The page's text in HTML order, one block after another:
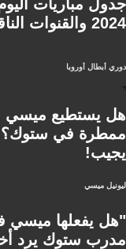
2024 والقنوات الناقلة والمعلقين
دوري أبطال أوروبا
هل يستطيع ميسي
ممطرة في
يجيب!
ليونيل ميسي
"هل يفعلها ميسي
مدرب ستوك يرد